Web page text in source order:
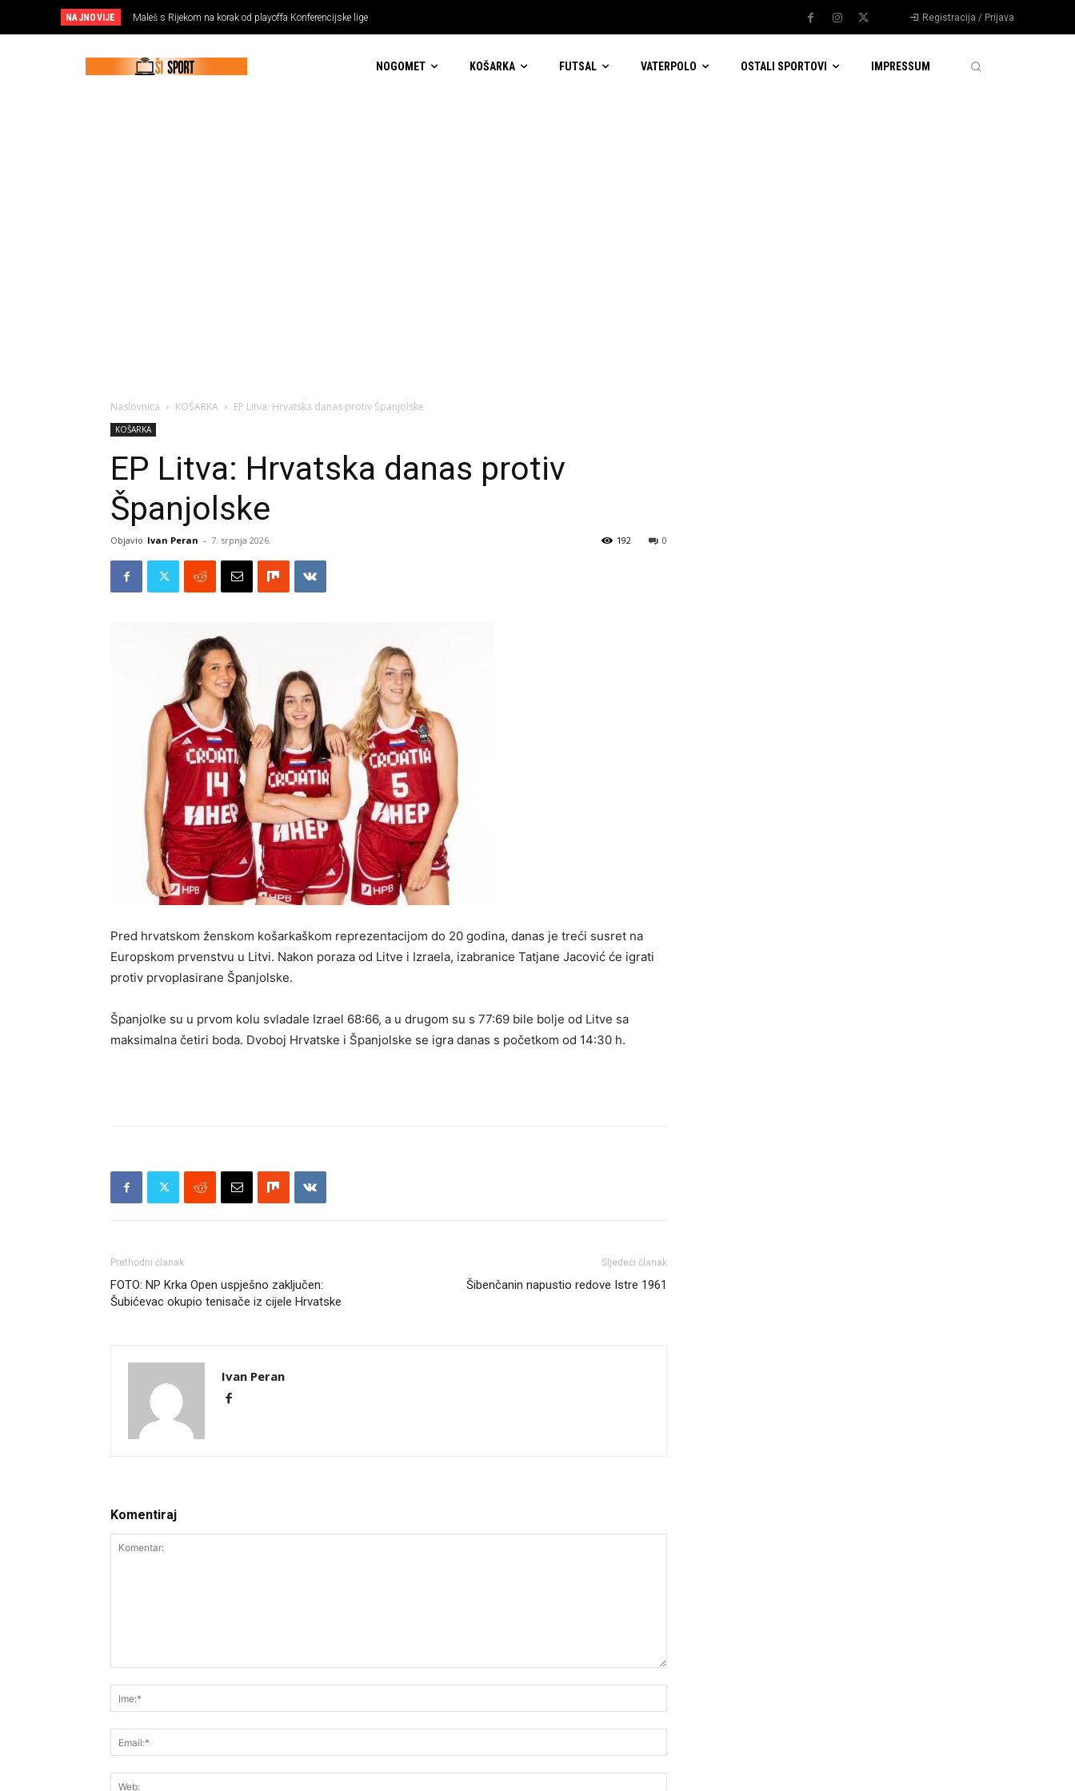
NAJNOVIJE Maleš s Rijekom na korak od playoffa Konferencijske lige Registracija / Prijava
NOGOMET KOŠARKA FUTSAL VATERPOLO OSTALI SPORTOVI IMPRESSUM
Naslovnica KOŠARKA EP Litva: Hrvatska danas protiv Španjolske
KOŠARKA
EP Litva: Hrvatska danas protiv
Španjolske
Objavio Ivan Peran - 7. srpnja 2026. 0
192
Pred hrvatskom ženskom košarkaškom reprezentacijom do 20 godina, danas je treći susret na
Europskom prvenstvu u Litvi. Nakon poraza od Litve i Izraela, izabranice Tatjane Jacović će igrati
protiv prvoplasirane Španjolske.
Španjolke su u prvom kolu svladale Izrael 68:66, a u drugom su s 77:69 bile bolje od Litve sa
maksimalna četiri boda. Dvoboj Hrvatske i Španjolske se igra danas s početkom od 14:30 h.
Prethodni članak
FOTO: NP Krka Open uspješno zaključen:
Šubićevac okupio tenisače iz cijele Hrvatske
Sljedeći članak
Šibenčanin napustio redove Istre 1961
Ivan Peran
Komentiraj